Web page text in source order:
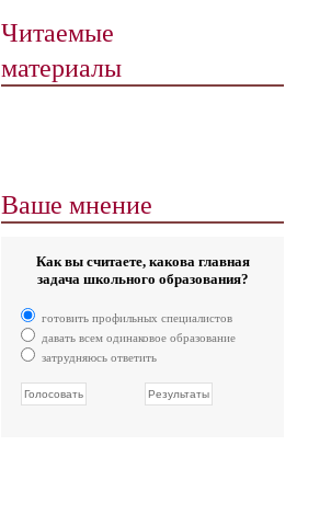
Читаемые
материалы
Ваше мнение
Как вы считаете, какова главная
задача школьного образования?
готовить профильных специалистов
давать всем одинаковое образование
затрудняюсь ответить